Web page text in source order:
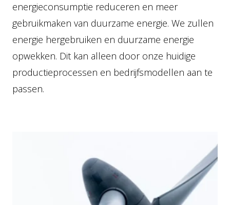
energieconsumptie reduceren en meer
gebruikmaken van duurzame energie. We zullen
energie hergebruiken en duurzame energie
opwekken. Dit kan alleen door onze huidige
productieprocessen en bedrijfsmodellen aan te
passen.